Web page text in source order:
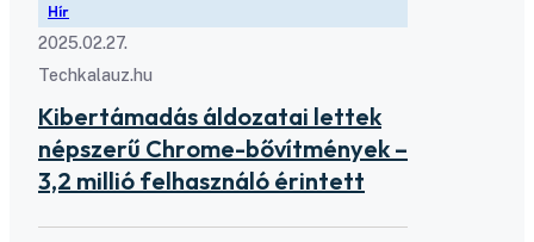
Hír
2025.02.27.
Techkalauz.hu
Kibertámadás áldozatai lettek
népszerű Chrome-bővítmények –
3,2 millió felhasználó érintett